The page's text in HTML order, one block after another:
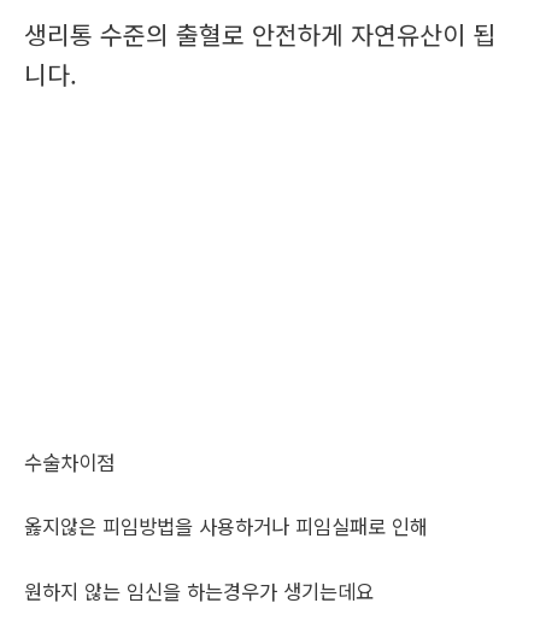
생리통 수준의 출혈로 안전하게 자연유산이 됩
니다.
수술차이점
옳지않은 피임방법을 사용하거나 피임실패로 인해
원하지 않는 임신을 하는경우가 생기는데요